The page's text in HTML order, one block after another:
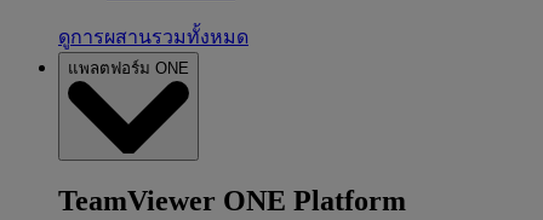
ดูการผสานรวมทั้งหมด
แพลตฟอร์ม ONE
TeamViewer ONE Platform